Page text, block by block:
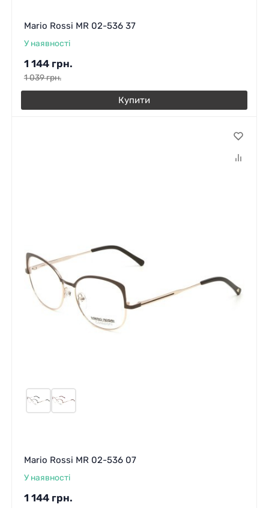
Mario Rossi MR 02-536 37
У наявності
1 144 грн.
1 039грн.
Купити
Mario Rossi MR 02-536 07
У наявності
1 144 грн.